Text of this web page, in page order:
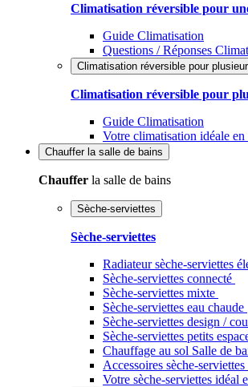
Climatisation réversible pour
Guide Climatisation
Questions / Réponses
Climatisation réversible pour
Climatisation réversible pour
Guide Climatisation
Votre climatisation idéale
Chauffer la salle de bains
Chauffer la salle de bains
Sèche-serviettes
Sèche-serviettes
Radiateur sèche-serviettes
Sèche-serviettes connecté
Sèche-serviettes mixte
Sèche-serviettes eau chaude
Sèche-serviettes design /
Sèche-serviettes petits
Chauffage au sol Salle de
Accessoires sèche-serviettes
Votre sèche-serviettes idéal